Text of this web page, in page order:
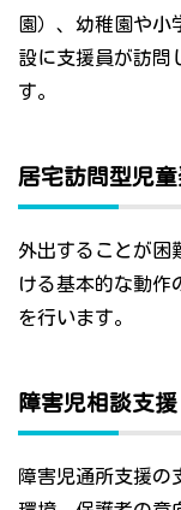
園）、幼稚園や小
設に支援員が訪問
す。
居宅訪問型児
外出することが困
ける基本的な動作
を行います。
障害児相談支援
障害児通所支援の